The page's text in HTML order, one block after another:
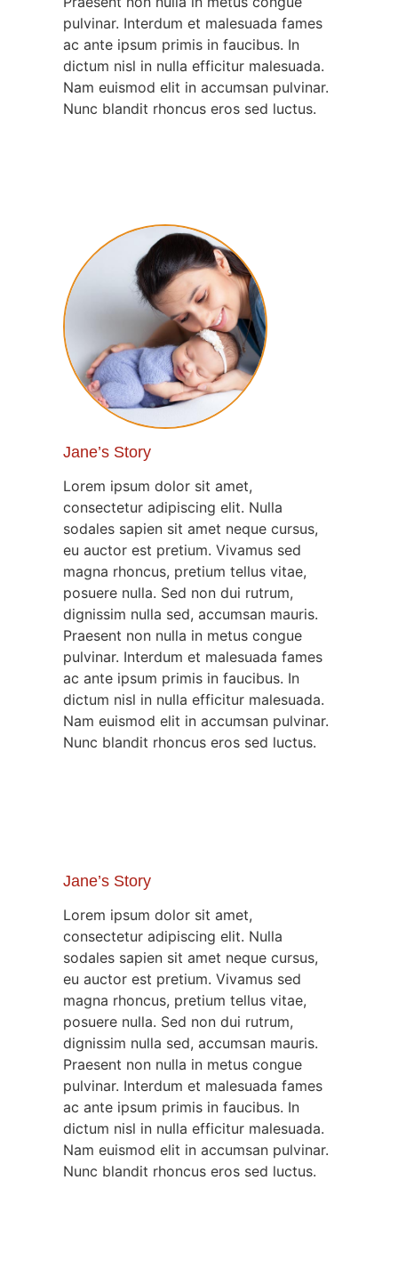
pulvinar. Interdum et malesuada fames
ac ante ipsum primis in faucibus. In
dictum nisl in nulla efficitur malesuada.
Nam euismod elit in accumsan pulvinar.
Nunc blandit rhoncus eros sed luctus.
Jane’s Story
Lorem ipsum dolor sit amet,
consectetur adipiscing elit. Nulla
sodales sapien sit amet neque cursus,
eu auctor est pretium. Vivamus sed
magna rhoncus, pretium tellus vitae,
posuere nulla. Sed non dui rutrum,
dignissim nulla sed, accumsan mauris.
Praesent non nulla in metus congue
pulvinar. Interdum et malesuada fames
ac ante ipsum primis in faucibus. In
dictum nisl in nulla efficitur malesuada.
Nam euismod elit in accumsan pulvinar.
Nunc blandit rhoncus eros sed luctus.
Jane’s Story
Lorem ipsum dolor sit amet,
consectetur adipiscing elit. Nulla
sodales sapien sit amet neque cursus,
eu auctor est pretium. Vivamus sed
magna rhoncus, pretium tellus vitae,
posuere nulla. Sed non dui rutrum,
dignissim nulla sed, accumsan mauris.
Praesent non nulla in metus congue
pulvinar. Interdum et malesuada fames
ac ante ipsum primis in faucibus. In
dictum nisl in nulla efficitur malesuada.
Nam euismod elit in accumsan pulvinar.
Nunc blandit rhoncus eros sed luctus.